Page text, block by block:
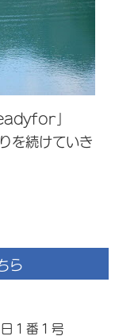
」
を続けていき
ら
１番１号